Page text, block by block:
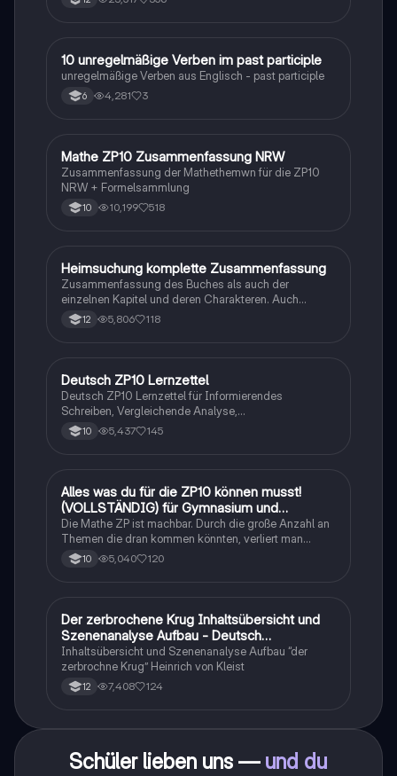
1 Englisch
10 unregelmäßige Verben im past participle
unregelmäßige Verben aus Englisch - past participle
6 4,281 3
Mathe
Mathe ZP10 Zusammenfassung NRW
Zusammenfassung der Mathethemwn für die ZP10
NRW + Formelsammlung
10 10,199 518
Deutsch
Heimsuchung komplette Zusammenfassung
Zusammenfassung des Buches als auch der
einzelnen Kapitel und deren Charakteren. Auch
tabellarisch. Im Unterricht ohne KI erstellt
12 5,806 118
Deutsch
Deutsch ZP10 Lernzettel
Deutsch ZP10 Lernzettel für Informierendes
Schreiben, Vergleichende Analyse,
Sachtexte/Roman/Gedicht..
10 5,437 145
Mathe
Alles was du für die ZP10 können musst!
(VOLLSTÄNDIG) für Gymnasium und
Realschule
Die Mathe ZP ist machbar. Durch die große Anzahl an
Themen die dran kommen könnten, verliert man
schnell den Überblick. Also habe ich von den kleinsten
Themen bis hin zu den größten alles
10 5,040 120
Deutsch
Der zerbrochene Krug Inhaltsübersicht und
Szenenanalyse Aufbau - Deutsch
Q1/Q2/Abitur
Inhaltsübersicht und Szenenanalyse Aufbau “der
zerbrochne Krug” Heinrich von Kleist
12 7,408 124
Schüler lieben uns — und du